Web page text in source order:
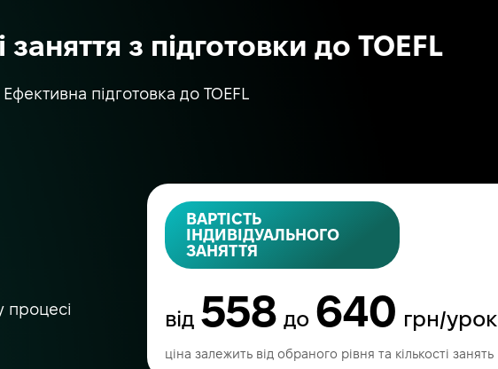
заняття з підготовки до TOEFL
Ефективна підготовка до TOEFL
процесі
ВАРТІСТЬ
ІНДИВІДУАЛЬНОГО
ЗАНЯТТЯ
від 558 до 640 грн/урок
ціна залежить від обраного рівня та кількості занять